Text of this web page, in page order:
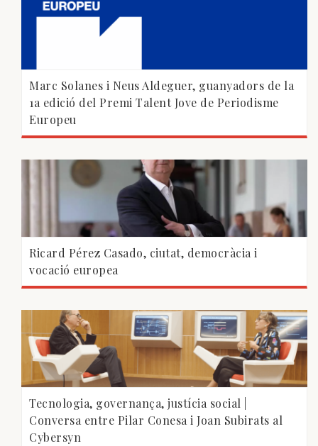
Marc Solanes i Neus Aldeguer, guanyadors de la
1a edició del Premi Talent Jove de Periodisme
Europeu
Ricard Pérez Casado, ciutat, democràcia i
vocació europea
Tecnologia, governança, justícia social |
Conversa entre Pilar Conesa i Joan Subirats al
Cybersyn